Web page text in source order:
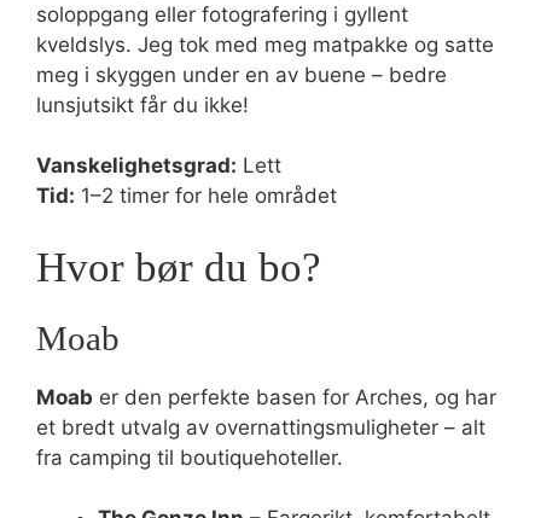
soloppgang eller fotografering i gyllent
kveldslys. Jeg tok med meg matpakke og satte
meg i skyggen under en av buene – bedre
lunsjutsikt får du ikke!
Vanskelighetsgrad: Lett
Tid: 1–2 timer for hele området
Hvor bør du bo?
Moab
Moab er den perfekte basen for Arches, og har
et bredt utvalg av overnattingsmuligheter – alt
fra camping til boutiquehoteller.